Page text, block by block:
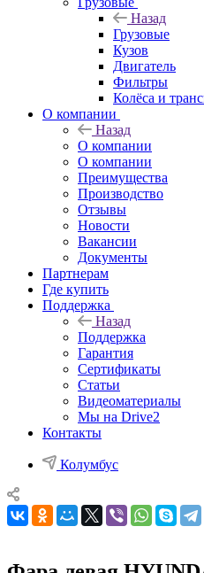
Назад
Грузовые
Кузов
Двигатель
Фильтры
Колёса и
О компании
Назад
О компании
О компании
Преимущества
Производство
Отзывы
Новости
Вакансии
Документы
Партнерам
Где купить
Поддержка
Назад
Поддержка
Гарантия
Сертификаты
Статьи
Видеоматериалы
Мы на Drive2
Контакты
Колумбус